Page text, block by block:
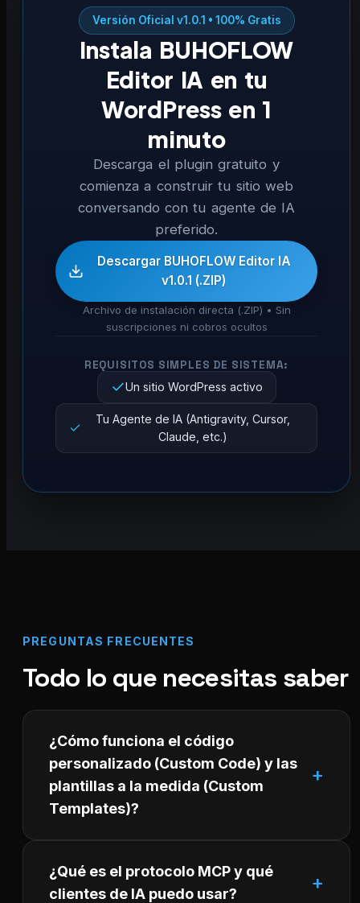
Versión Oficial v1.0.1 • 100% Gratis
Instala BUHOFLOW
Editor IA en tu
WordPress en 1
minuto
Descarga el plugin gratuito y
comienza a construir tu sitio web
conversando con tu agente de IA
preferido.
Descargar BUHOFLOW Editor IA
v1.0.1 (.ZIP)
Archivo de instalación directa (.ZIP) • Sin
suscripciones ni cobros ocultos
REQUISITOS SIMPLES DE SISTEMA:
Un sitio WordPress activo
Tu Agente de IA (Antigravity, Cursor,
Claude, etc.)
PREGUNTAS FRECUENTES
Todo lo que necesitas saber
¿Cómo funciona el código
personalizado (Custom Code) y las
plantillas a la medida (Custom
Templates)?
¿Qué es el protocolo MCP y qué
clientes de IA puedo usar?